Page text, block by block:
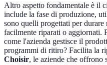
Altro aspetto fondamentale è il
include la fase di produzione,
sono quelli progettati per durare
facilmente riparati o aggiornati.
come l'azienda gestisce il
programmi di ritiro? Facilita la
Choisir, le aziende che offrono